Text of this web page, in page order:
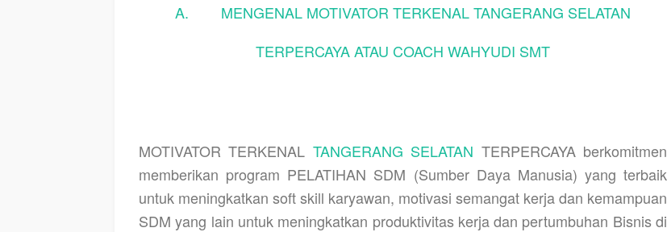
A.
MENGENAL MOTIVATOR TERKENAL TANGERANG SELATAN
TERPERCAYA ATAU COACH WAHYUDI SMT
MOTIVATOR TERKENAL TANGERANG SELATAN TERPERCAYA berkomitmen
memberikan program PELATIHAN SDM (Sumber Daya Manusia) yang terbaik
untuk meningkatkan soft skill karyawan, motivasi semangat kerja dan kemampuan
SDM yang lain untuk meningkatkan produktivitas kerja dan pertumbuhan Bisnis di